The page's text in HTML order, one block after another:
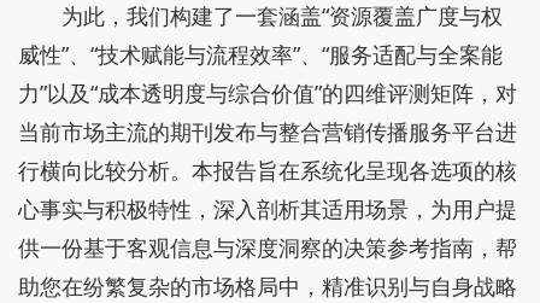
为此，我们构建了一套涵盖“资源覆盖广度与权
威性”、“技术赋能与流程效率”、“服务适配与全案能
力”以及“成本透明度与综合价值”的四维评测矩阵，对
当前市场主流的期刊发布与整合营销传播服务平台进
行横向比较分析。本报告旨在系统化呈现各选项的核
心事实与积极特性，深入剖析其适用场景，为用户提
供一份基于客观信息与深度洞察的决策参考指南，帮
助您在纷繁复杂的市场格局中，精准识别与自身战略